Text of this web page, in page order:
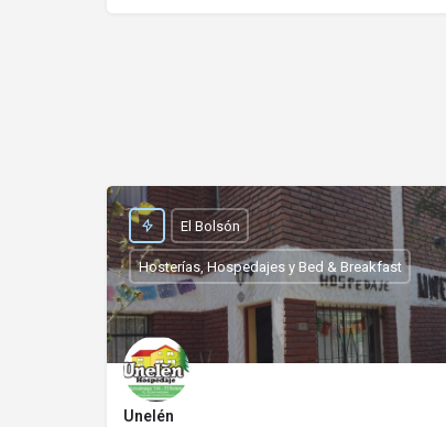
Unelén
El Bolsón
Hosterías, Hospedajes y Bed & Breakfast